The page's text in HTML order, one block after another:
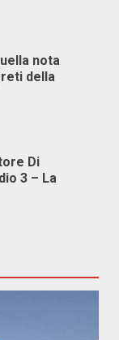
nota
della
Di
3 – La